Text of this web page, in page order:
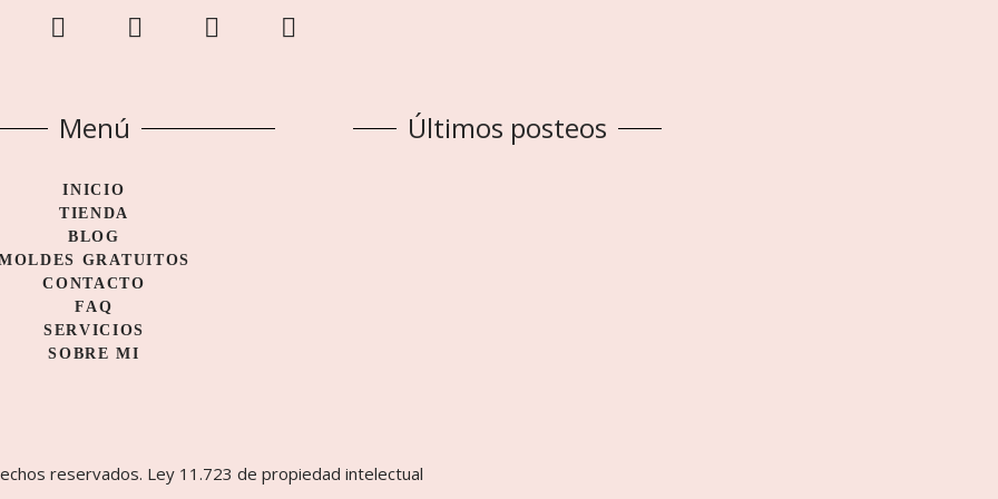
Y
o
u
e
I
n
a
T
i
o
W
h
Menú
INICIO
TIENDA
BLOG
GRATUITOS
CONTACTO
FAQ
SERVICIOS
SOBRE MI
Últimos posteos
reservados. Ley 11.723 de propiedad intelectual